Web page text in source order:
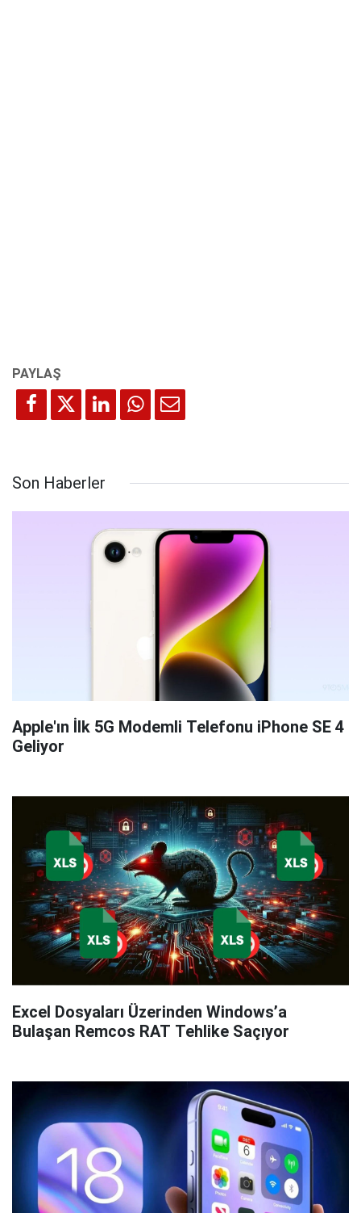
Son Haberler
Apple'ın İlk 5G Modemli Telefonu iPhone SE 4
Geliyor
Excel Dosyaları Üzerinden Windows’a
Bulaşan Remcos RAT Tehlike Saçıyor